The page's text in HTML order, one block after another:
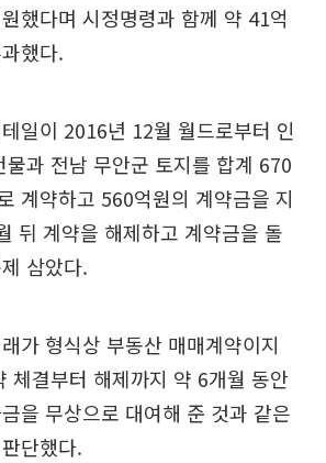
했다며 시정명령과 함께 약 41억
했다.
일이 2016년 12월 월드로부터 인
물과 전남 무안군 토지를 합계 670
계약하고 560억원의 계약금을 지
뒤 계약을 해제하고 계약금을 돌
삼았다.
가 형식상 부동산 매매계약이지
체결부터 해제까지 약 6개월 동안
을 무상으로 대여해 준 것과 같은
단했다.